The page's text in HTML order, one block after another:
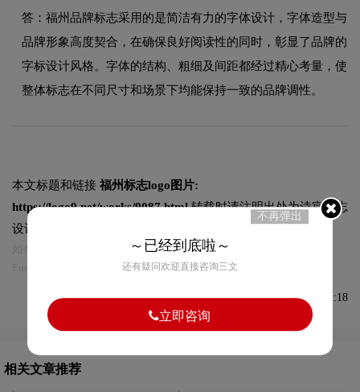
答：福州品牌标志采用的是简洁有力的字体设计，字体造型与
品牌形象高度契合，在确保良好阅读性的同时，彰显了品牌的
字标设计风格。字体的结构、粗细及间距都经过精心考量，使
整体标志在不同尺寸和场景下均能保持一致的品牌调性。
本文标题和链接 福州标志logo图片:
https://logo9.net/works/9087.html转载时请注明出处为诗宸标志
设计及本链接!
如有内容侵犯您的合法权益，请及时与我们联系
Email:75696531@qq.com，我们将第一时间安排删除。
发布于2022-05-26 08:12:18
相关文章推荐
不再弹出
～已经到底啦～
还有疑问欢迎直接咨询三文
立即咨询